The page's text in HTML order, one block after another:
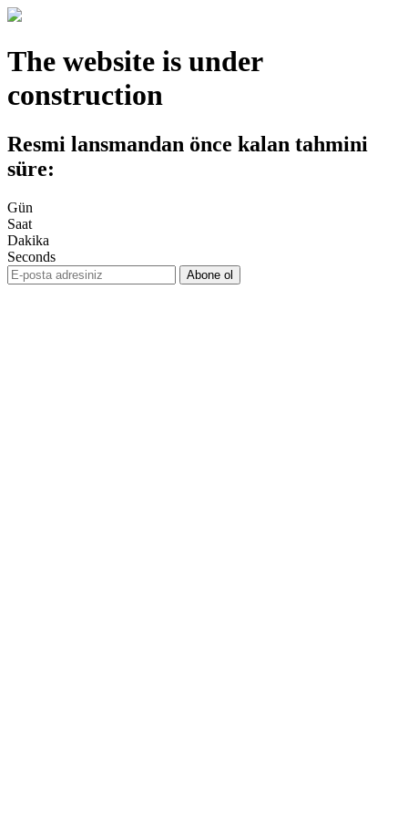
The website is under
construction
Resmi lansmandan önce kalan tahmini
süre:
Gün
Saat
Dakika
Seconds